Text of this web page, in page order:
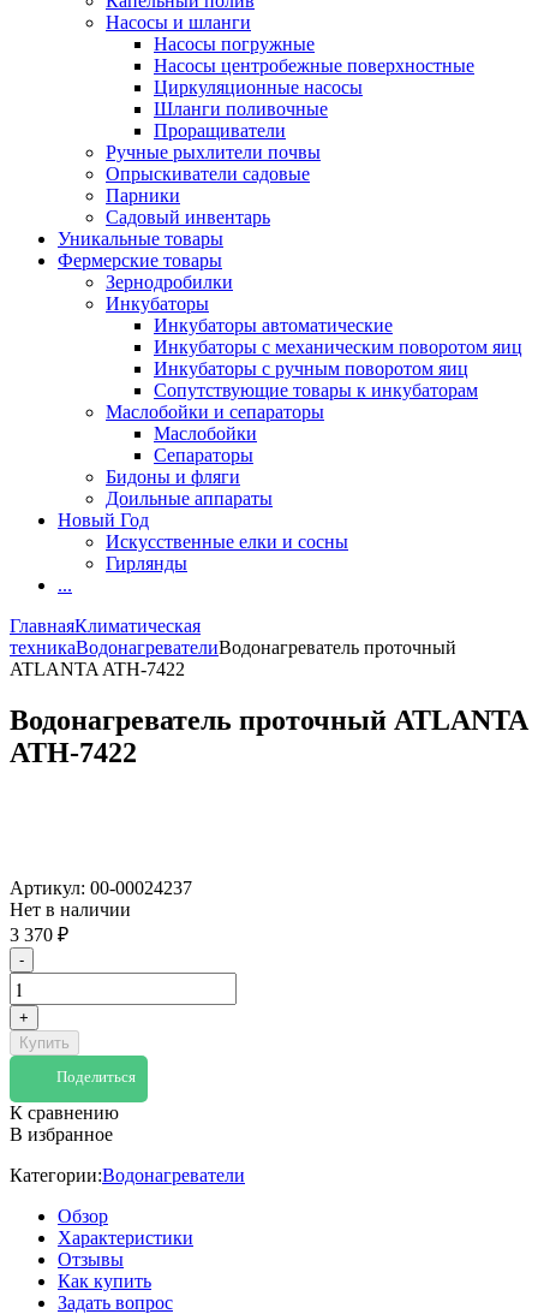
Насосы и шланги
Насосы погружные
Насосы центробежные поверхностные
Циркуляционные насосы
Шланги поливочные
Проращиватели
Ручные рыхлители почвы
Опрыскиватели садовые
Парники
Садовый инвентарь
Уникальные товары
Фермерские товары
Зернодробилки
Инкубаторы
Инкубаторы автоматические
Инкубаторы с механическим поворотом яиц
Инкубаторы с ручным поворотом яиц
Сопутствующие товары к инкубаторам
Маслобойки и сепараторы
Маслобойки
Сепараторы
Бидоны и фляги
Доильные аппараты
Новый Год
Искусственные елки и сосны
Гирлянды
...
ГлавнаяКлиматическая
техникаВодонагревателиВодонагреватель проточный
ATLANTA ATH-7422
Водонагреватель проточный ATLANTA
ATH-7422
Артикул: 00-00024237
Нет в наличии
3 370 ₽
-
+
Купить
Поделиться
К сравнению
В избранное
Категории:Водонагреватели
Обзор
Характеристики
Отзывы
Как купить
Задать вопрос